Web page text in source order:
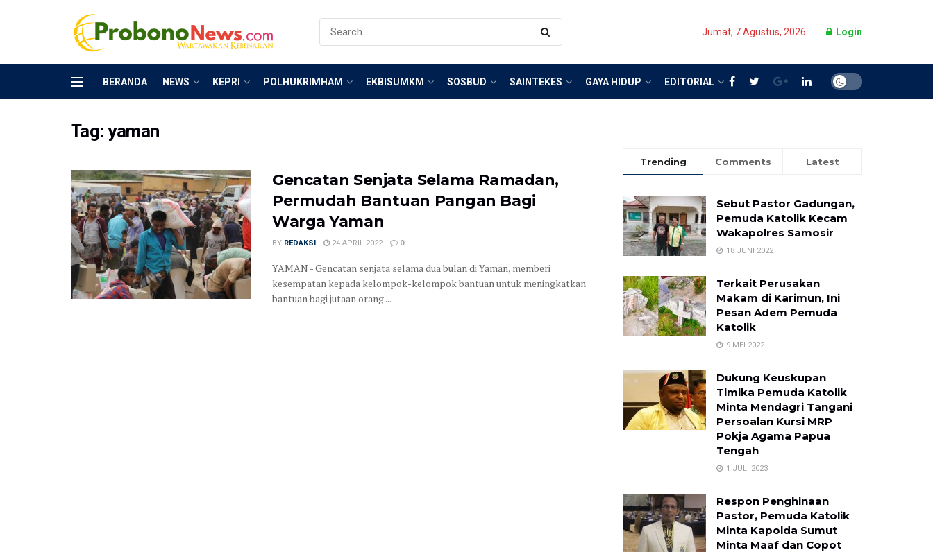
Jumat, 7 Agustus, 2026 Login
BERANDA NEWS KEPRI POLHUKRIMHAM EKBISUMKM SOSBUD SAINTEKES GAYA HIDUP EDITORIAL
Tag:yaman
Gencatan Senjata Selama Ramadan,
Permudah Bantuan Pangan Bagi
Warga Yaman
BY REDAKSI 24 APRIL 2022 0
YAMAN - Gencatan senjata selama dua bulan di Yaman, memberi
kesempatan kepada kelompok-kelompok bantuan untuk meningkatkan
bantuan bagi jutaan orang ...
Trending Comments Latest
Sebut Pastor Gadungan,
Pemuda Katolik Kecam
Wakapolres Samosir
18 JUNI 2022
Terkait Perusakan
Makam di Karimun, Ini
Pesan Adem Pemuda
Katolik
9 MEI 2022
Dukung Keuskupan
Timika Pemuda Katolik
Minta Mendagri Tangani
Persoalan Kursi MRP
Pokja Agama Papua
Tengah
1 JULI 2023
Respon Penghinaan
Pastor, Pemuda Katolik
Minta Kapolda Sumut
Minta Maaf dan Copot